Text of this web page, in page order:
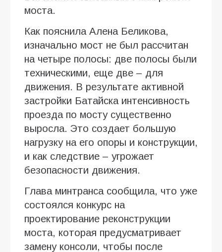
моста.
Как пояснила Алена Беликова,
изначально мост не был рассчитан
на четыре полосы: две полосы были
техническими, еще две – для
движения. В результате активной
застройки Батайска интенсивность
проезда по мосту существенно
выросла. Это создает большую
нагрузку на его опоры и конструкции,
и как следствие – угрожает
безопасности движения.
Глава минтранса сообщила, что уже
состоялся конкурс на
проектирование реконструкции
моста, которая предусматривает
замену консоли, чтобы после